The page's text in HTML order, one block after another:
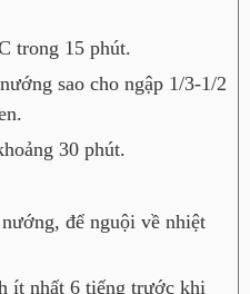
trong 15 phút.
sao cho ngập 1/3-1/2
30 phút.
để nguội về nhiệt
ít nhất 6 tiếng trước khi